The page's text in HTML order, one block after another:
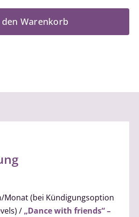
den Warenkorb
Monat (bei Kündigungsoption
/ „Dance with friends“ –